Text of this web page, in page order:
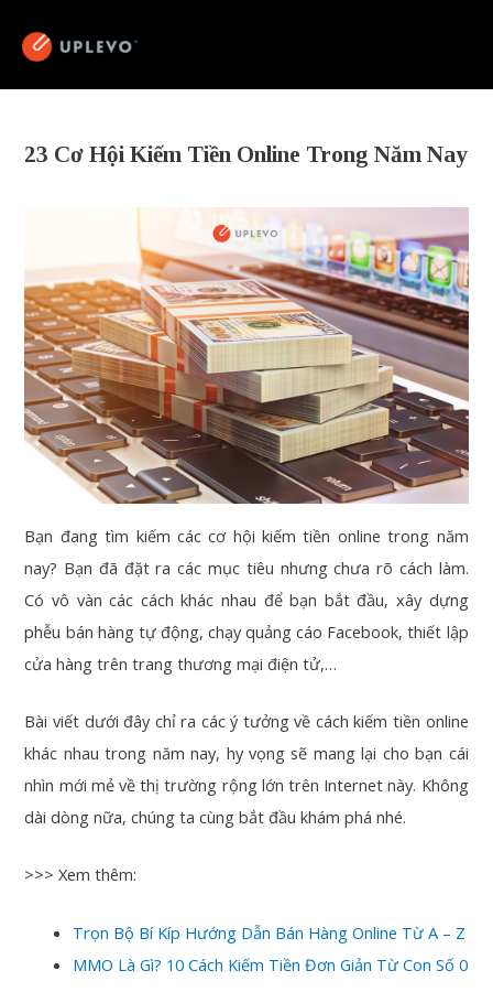
23 Cơ Hội Kiếm Tiền Online Trong Năm Nay
Bạn đang tìm kiếm các cơ hội kiếm tiền online trong năm
nay? Bạn đã đặt ra các mục tiêu nhưng chưa rõ cách làm.
Có vô vàn các cách khác nhau để bạn bắt đầu, xây dựng
phễu bán hàng tự động, chạy quảng cáo Facebook, thiết lập
cửa hàng trên trang thương mại điện tử,…
Bài viết dưới đây chỉ ra các ý tưởng về cách kiếm tiền online
khác nhau trong năm nay, hy vọng sẽ mang lại cho bạn cái
nhìn mới mẻ về thị trường rộng lớn trên Internet này. Không
dài dòng nữa, chúng ta cùng bắt đầu khám phá nhé.
>>> Xem thêm:
Trọn Bộ Bí Kíp Hướng Dẫn Bán Hàng Online Từ A – Z
MMO Là Gì? 10 Cách Kiếm Tiền Đơn Giản Từ Con Số 0